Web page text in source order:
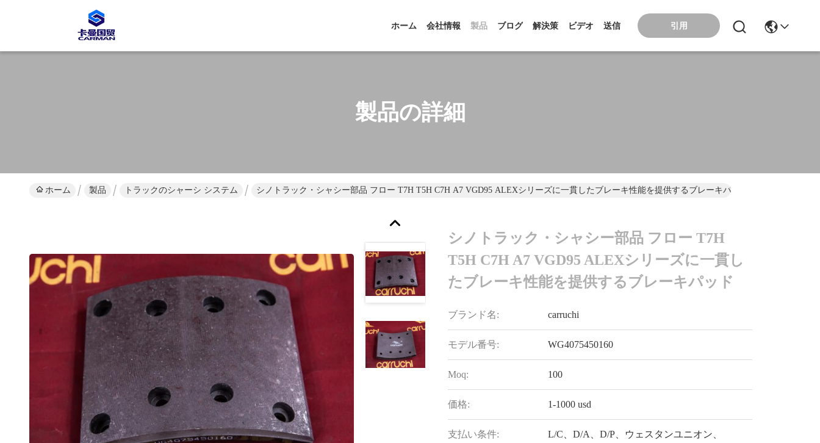
ホーム 会社情報 製品 ブログ 解決策 ビデオ 送信 引用
製品の詳細
ホーム 製品 トラックのシャーシ システム シノトラック・シャシー部品 フロー T7H T5H C7H A7 VGD95 ALEXシリーズに一貫したブレーキ性能を提供するブレーキパッド
シノトラック・シャシー部品 フロー T7H
T5H C7H A7 VGD95 ALEXシリーズに一貫し
たブレーキ性能を提供するブレーキパッド
ブランド名: carruchi
モデル番号: WG4075450160
Moq: 100
価格: 1-1000 usd
支払い条件:
L/C、D/A、D/P、ウェスタンユニオン、